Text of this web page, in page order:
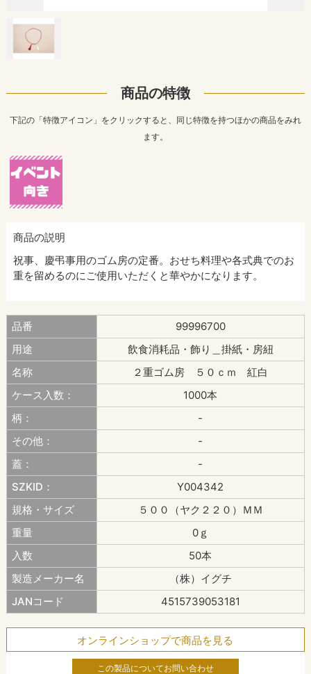
商品の特徴
下記の「特徴アイコン」をクリックすると、同じ特徴を持つほかの商品をみれ
ます。
商品の説明
祝事、慶弔事用のゴム房の定番。おせち料理や各式典でのお
重を留めるのにご使用いただくと華やかになります。
品番
99996700
用途
飲食消耗品・飾り＿掛紙・房紐
名称
２重ゴム房 ５０ｃｍ 紅白
ケース入数：
1000本
柄：
-
その他：
-
蓋：
-
SZKID：
Y004342
規格・サイズ
５００（ヤク２２０）ＭＭ
重量
0ｇ
入数
50本
製造メーカー名
（株）イグチ
JANコード
4515739053181
オンラインショップで商品を見る
この製品についてお問い合わせ